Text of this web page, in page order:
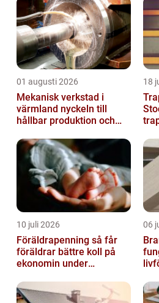
01 augusti 2026
Mekanisk verkstad i
värmland nyckeln till
hållbar produktion och
18
10 juli 2026
Föräldrapenning så får
föräldrar bättre koll på
ekonomin under
06